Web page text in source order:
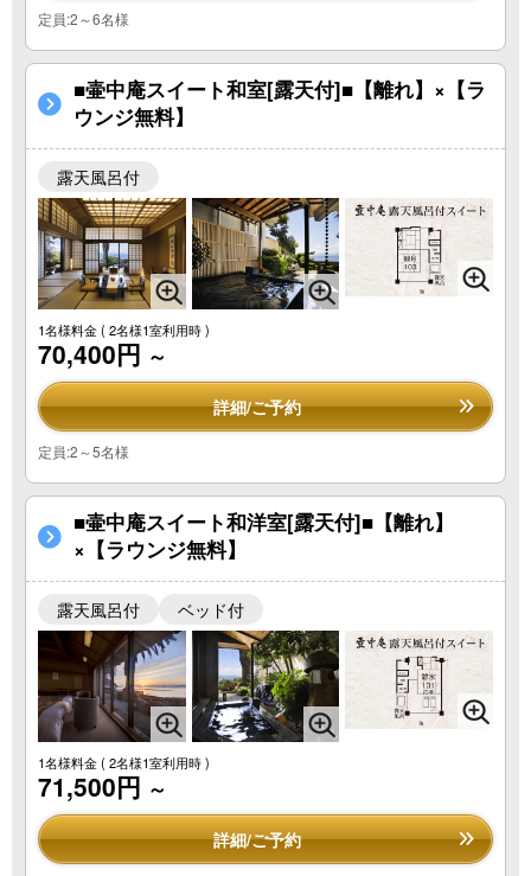
定員:2～6名様
■壷中庵スイート和室[露天付]■【離れ】×【ラ
ウンジ無料】
露天風呂付
1名様料金( 2名様1室利用時 )
70,400円 ～
詳細/ご予約
定員:2～5名様
■壷中庵スイート和洋室[露天付]■【離れ】
×【ラウンジ無料】
露天風呂付 ベッド付
1名様料金( 2名様1室利用時 )
71,500円 ～
詳細/ご予約